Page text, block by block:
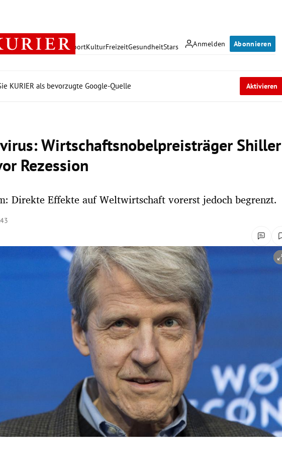
Anmelden Abonnieren
PolitikWirtschaft SportKulturFreizeitGesundheitStars
KURIER als bevorzugte Google-Quelle Aktivieren
Wirtschaftsnobelpreisträger Shiller
Rezession
Direkte Effekte auf Weltwirtschaft vorerst jedoch begrenzt.
öffnen/schließen